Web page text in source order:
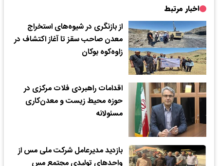
اخبار مرتبط
از بازنگری در شیوه‌های استخراج
معدن صاحب سقز تا آغاز اکتشاف در
زاوه‌کوه بوکان
اقدامات راهبردی فلات مرکزی در
حوزه محیط زیست و معدن‌کاری
مسئولانه
بازدید مدیرعامل شرکت ملی مس از